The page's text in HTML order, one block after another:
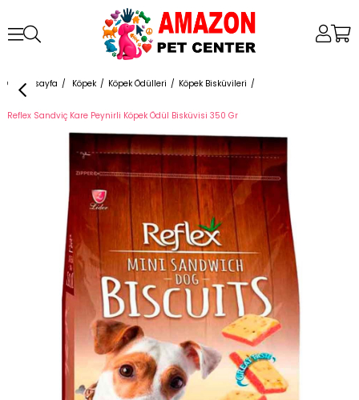
Anasayfa Köpek Köpek Ödülleri Köpek Bisküvileri
Reflex Sandviç Kare Peynirli Köpek Ödül Bisküvisi 350 Gr